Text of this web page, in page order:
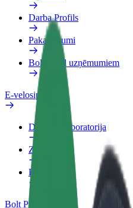
Darba Profils
Pakalpojumi
Bolt Food uzņēmumiem
E-velosipēdi
Drošības laboratorija
Ziņot
BUJ
Bolt Plus